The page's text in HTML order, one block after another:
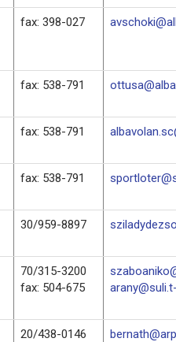
fax: 398-027
fax: 538-791
fax: 538-791
fax: 538-791
30/959-8897
70/315-3200
fax: 504-675
20/438-0146